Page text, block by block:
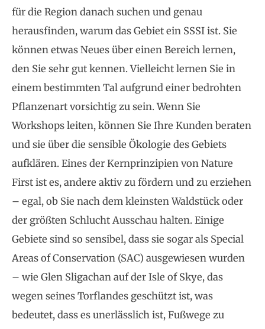
für die Region danach suchen und genau
herausfinden, warum das Gebiet ein SSSI ist. Sie
können etwas Neues über einen Bereich lernen,
den Sie sehr gut kennen. Vielleicht lernen Sie in
einem bestimmten Tal aufgrund einer bedrohten
Pflanzenart vorsichtig zu sein. Wenn Sie
Workshops leiten, können Sie Ihre Kunden beraten
und sie über die sensible Ökologie des Gebiets
aufklären. Eines der Kernprinzipien von Nature
First ist es, andere aktiv zu fördern und zu erziehen
– egal, ob Sie nach dem kleinsten Waldstück oder
der größten Schlucht Ausschau halten. Einige
Gebiete sind so sensibel, dass sie sogar als Special
Areas of Conservation (SAC) ausgewiesen wurden
– wie Glen Sligachan auf der Isle of Skye, das
wegen seines Torflandes geschützt ist, was
bedeutet, dass es unerlässlich ist, Fußwege zu